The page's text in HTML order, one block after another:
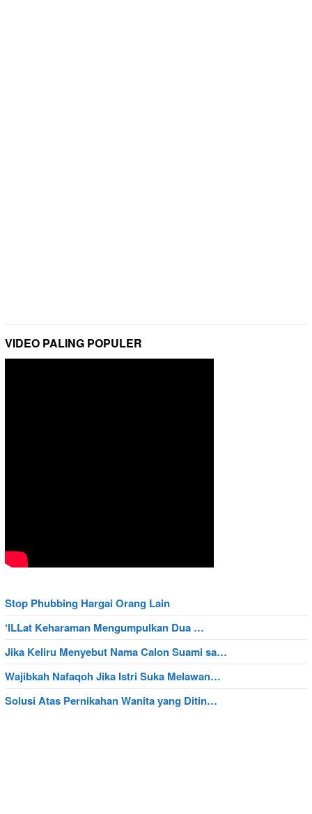
VIDEO PALING POPULER
Stop Phubbing Hargai Orang Lain
‘ILLat Keharaman Mengumpulkan Dua …
Jika Keliru Menyebut Nama Calon Suami sa…
Wajibkah Nafaqoh Jika Istri Suka Melawan…
Solusi Atas Pernikahan Wanita yang Ditin…